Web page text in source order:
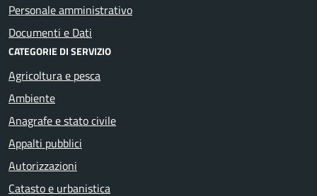
Personale amministrativo
Documenti e Dati
CATEGORIE DI SERVIZIO
Agricoltura e pesca
Ambiente
Anagrafe e stato civile
Appalti pubblici
Autorizzazioni
Catasto e urbanistica